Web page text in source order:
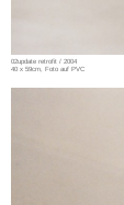
02update retrofit / 2004
40 x 59cm, Foto auf PVC